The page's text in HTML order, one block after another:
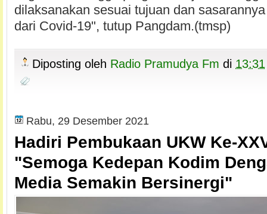
dilaksanakan sesuai tujuan dan
dari Covid-19", tutup Pangdam.(tmsp)
Diposting oleh Radio Pramudya Fm di 13:31
Rabu, 29 Desember 2021
Hadiri Pembukaan UKW Ke-
"Semoga Kedepan Kodim
Media Semakin Bersinergi"